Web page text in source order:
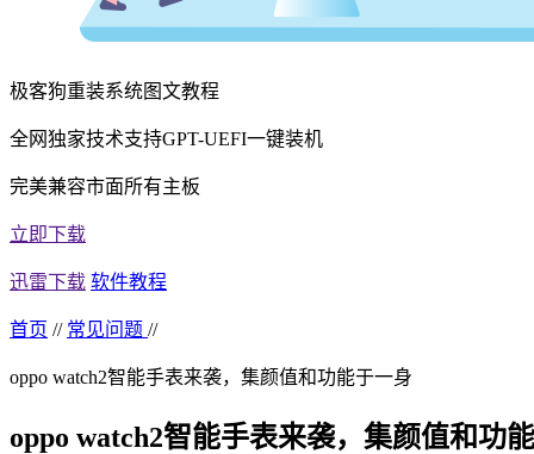
极客狗重装系统图文教程
全网独家技术支持GPT-UEFI一键装机
完美兼容市面所有主板
立即下载
迅雷下载 软件教程
首页 // 常见问题 //
oppo watch2智能手表来袭，集颜值和功能于一身
oppo watch2智能手表来袭，集颜值和功